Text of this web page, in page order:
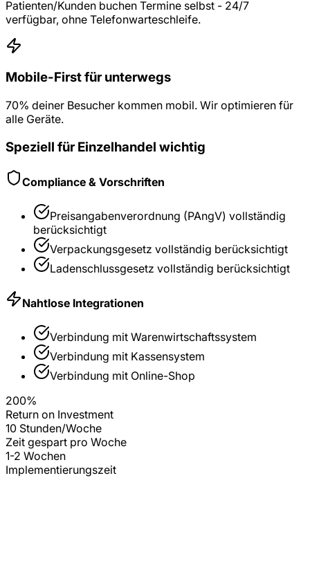
Patienten/Kunden buchen Termine selbst - 24/7
verfügbar, ohne Telefonwarteschleife.
Mobile-First für unterwegs
70% deiner Besucher kommen mobil. Wir optimieren für
alle Geräte.
Speziell fürEinzelhandel wichtig
Compliance & Vorschriften
Preisangabenverordnung (PAngV) vollständig
berücksichtigt
Verpackungsgesetz vollständig berücksichtigt
Ladenschlussgesetz vollständig berücksichtigt
Nahtlose Integrationen
Verbindung mit Warenwirtschaftssystem
Verbindung mit Kassensystem
Verbindung mit Online-Shop
200%
Return on Investment
10 Stunden/Woche
Zeit gespart pro Woche
1-2 Wochen
Implementierungszeit